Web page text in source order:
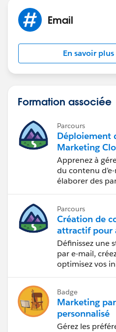
Email
En savoir
Formation associée
Parcours
Déploiement
Marketing
ment
Apprenez à
du contenu
élaborer des
Parcours
Création de
attractif pour
vos objectifs
Définissez une
par e-mail,
optimisez vos
Badge
Marketing
personnalisé
Gérez les